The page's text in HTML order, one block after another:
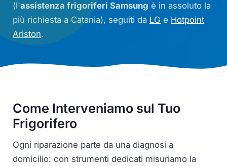
(l'assistenza frigoriferi Samsung è in assoluto la
più richiesta a Catania), seguiti da LG e Hotpoint
Ariston.
Come Interveniamo sul Tuo
Frigorifero
Ogni riparazione parte da una diagnosi a
domicilio: con strumenti dedicati misuriamo la